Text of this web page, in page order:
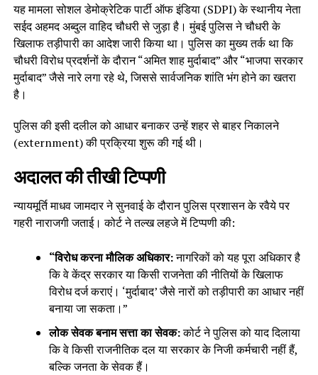
यह मामला सोशल डेमोक्रेटिक पार्टी ऑफ इंडिया (SDPI) के स्थानीय नेता
सईद अहमद अब्दुल वाहिद चौधरी से जुड़ा है। मुंबई पुलिस ने चौधरी के
खिलाफ तड़ीपारी का आदेश जारी किया था। पुलिस का मुख्य तर्क था कि
चौधरी विरोध प्रदर्शनों के दौरान “अमित शाह मुर्दाबाद” और “भाजपा सरकार
मुर्दाबाद” जैसे नारे लगा रहे थे, जिससे सार्वजनिक शांति भंग होने का खतरा
है।
पुलिस की इसी दलील को आधार बनाकर उन्हें शहर से बाहर निकालने
(externment) की प्रक्रिया शुरू की गई थी।
अदालत की तीखी टिप्पणी
न्यायमूर्ति माधव जामदार ने सुनवाई के दौरान पुलिस प्रशासन के रवैये पर
गहरी नाराजगी जताई। कोर्ट ने तल्ख लहजे में टिप्पणी की:
“विरोध करना मौलिक अधिकार:नागरिकों को यह पूरा अधिकार है
कि वे केंद्र सरकार या किसी राजनेता की नीतियों के खिलाफ
विरोध दर्ज कराएं। ‘मुर्दाबाद’ जैसे नारों को तड़ीपारी का आधार नहीं
बनाया जा सकता।”
लोक सेवक बनाम सत्ता का सेवक:कोर्ट ने पुलिस को याद दिलाया
कि वे किसी राजनीतिक दल या सरकार के निजी कर्मचारी नहीं हैं,
बल्कि जनता के सेवक हैं।